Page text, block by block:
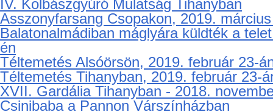
IV. Kolbászgyúró Mulatság Tihanyban
Asszonyfarsang Csopakon, 2019.
Balatonalmádiban máglyára küldték a
én
Téltemetés Alsóörsön, 2019. február 23-
Téltemetés Tihanyban, 2019. február 23-
XVII. Gardália Tihanyban - 2018.
Csinibaba a Pannon Várszínházban